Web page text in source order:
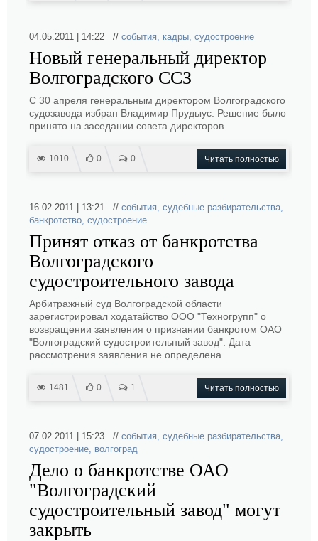
04.05.2011 | 14:22 // события, кадры, судостроение
Новый генеральный директор
Волгоградского ССЗ
С 30 апреля генеральным директором Волгоградского
судозавода избран Владимир Прудыус. Решение было
принято на заседании совета директоров.
1010 0 0 Читать полностью
16.02.2011 | 13:21 // события, судебные разбирательства,
банкротство, судостроение
Принят отказ от банкротства
Волгоградского
судостроительного завода
Арбитражный суд Волгоградской области
зарегистрировал ходатайство ООО "Техногрупп" о
возвращении заявления о признании банкротом ОАО
"Волгоградский судостроительный завод". Дата
рассмотрения заявления не определена.
1481 0 1 Читать полностью
07.02.2011 | 15:23 // события, судебные разбирательства,
судостроение, волгоград
Дело о банкротстве ОАО
"Волгоградский
судостроительный завод" могут
закрыть